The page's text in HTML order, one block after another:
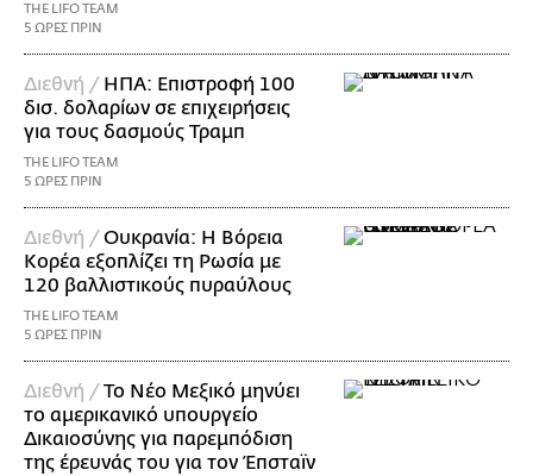
THE LIFO TEAM
5 ΩΡΕΣ ΠΡΙΝ
Διεθνή / ΗΠΑ: Επιστροφή 100
δισ. δολαρίων σε επιχειρήσεις
για τους δασμούς Τραμπ
THE LIFO TEAM
5 ΩΡΕΣ ΠΡΙΝ
Διεθνή /Ουκρανία: Η Βόρεια
Κορέα εξοπλίζει τη Ρωσία με
120 βαλλιστικούς πυραύλους
THE LIFO TEAM
5 ΩΡΕΣ ΠΡΙΝ
Διεθνή /Το Νέο Μεξικό μηνύει
το αμερικανικό υπουργείο
Δικαιοσύνης για παρεμπόδιση
της έρευνάς του για τον Έπσταϊν